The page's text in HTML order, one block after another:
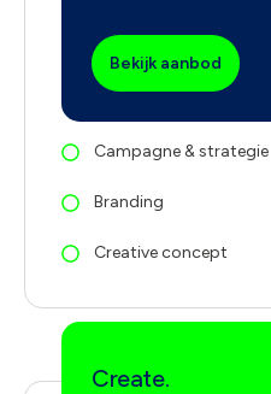
Bekijk aanbod
Campagne & strategie
Branding
Creative concept
Create.